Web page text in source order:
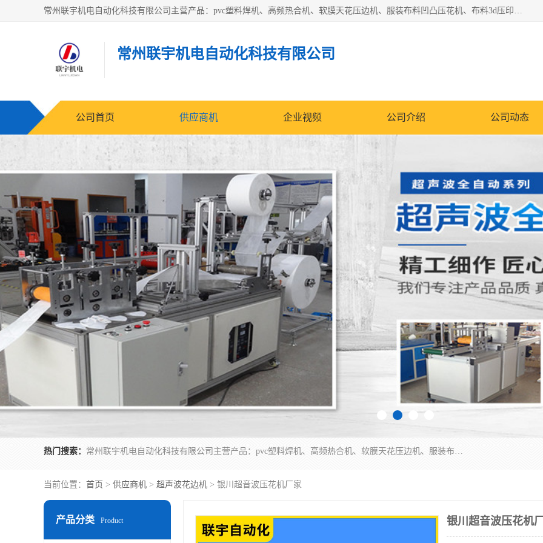
常州联宇机电自动化科技有限公司主营产品：pvc塑料焊机、高频热合机、软膜天花压边机、服装布料凹凸压花机、布料3d压印设备、服装植胶设备、超声波布料花边机、无纺布热合机、全自动压花机。
常州联宇机电自动化科技有限公司
公司首页 供应商机 企业视频 公司介绍 公司动态
热门搜索： 常州联宇机电自动化科技有限公司主营产品：pvc塑料焊机、高频热合机、软膜天花压边机、服装布料凹凸压花机、布料3d压印设备、服装植胶设备、超声波布料花边机、无纺布热合机、全自动压花机。
当前位置： 首页 > 供应商机 > 超声波花边机 > 银川超音波压花机厂家
产品分类 Product 银川超音波压花机